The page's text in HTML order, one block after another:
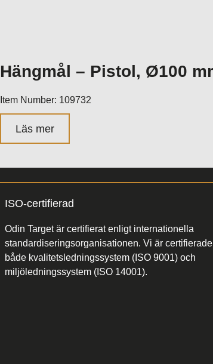
Hängmål – Pistol, Ø100
Item Number: 109732
Läs mer
ISO-certifierad
Odin Target är certifierat enligt internationella
standardiseringsorganisationen. Vi är
både kvalitetsledningssystem (ISO 9001) och
miljöledningssystem (ISO 14001).